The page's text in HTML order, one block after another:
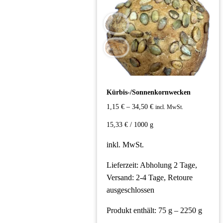
Kürbis-/Sonnenkornwecken
1,15 €– 34,50 € incl. MwSt.
15,33 €/ 1000 g
inkl. MwSt.
Lieferzeit: Abholung 2 Tage,
Versand: 2-4 Tage, Retoure
ausgeschlossen
Produkt enthält: 75 g– 2250 g